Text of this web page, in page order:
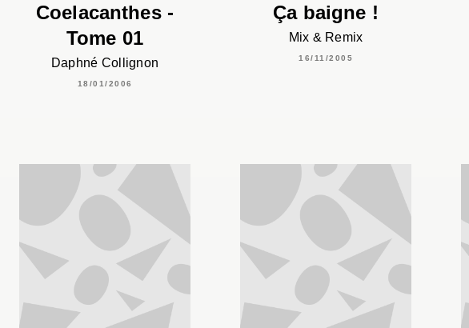
Coelacanthes -
Tome 01
Daphné Collignon
18/01/2006
Ça baigne !
Mix & Remix
16/11/2005